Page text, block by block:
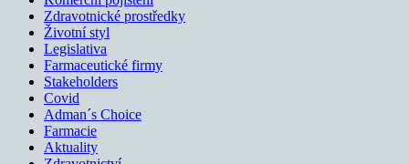
Zdravotnické prostředky
Životní styl
Legislativa
Farmaceutické firmy
Stakeholders
Covid
Adman´s Choice
Farmacie
Aktuality